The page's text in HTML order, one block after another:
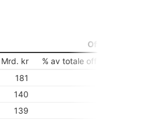
Offentlige utgifter
Mrd. kr % av totale offentlige utgifter
181
140
139